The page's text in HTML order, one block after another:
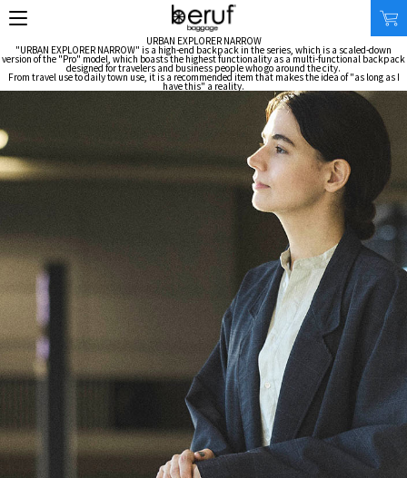
オンラインストア
ショルダーバッグ
トートバッグ
アクセサリー
その他
使用シーン
ビジネス｜通勤
その他
収納サイズ
XS｜5リッター以下
S｜10リッター以下
M｜20リッター以下
L｜25リッター以下
タブレット｜11インチ相当
ノートPC｜14インチ相当
商品価格
¥0 - ¥9,999
¥10,000 - ¥19,999
¥20,000 - ¥29,999
¥30,000 - ¥39,999
¥40,000 - ¥49,999
¥50,000 - ¥99,999
¥100,000 -
URBAN EXPLORER NARROW
"URBAN EXPLORER NARROW" is a high-end backpack in the series, which is a scaled-down
version of the "Pro" model, which boasts the highest functionality as a multi-functional backpack
designed for travelers and business people who go around the city.
From travel use to daily town use, it is a recommended item that makes the idea of "as long as I
have this" a reality.